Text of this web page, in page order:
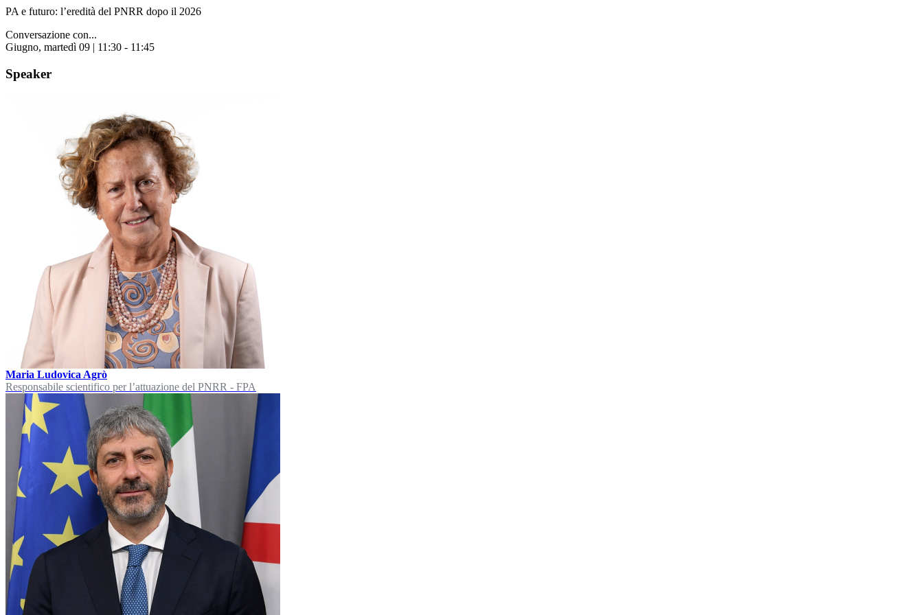
PA e futuro: l’eredità del PNRR dopo il 2026
Conversazione con...
Giugno, martedì 09 | 11:30 - 11:45
Speaker
Maria Ludovica Agrò
Responsabile scientifico per l’attuazione del PNRR - FPA